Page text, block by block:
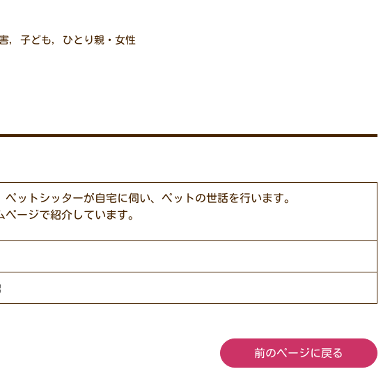
, 子ども, ひとり親・女性
ットシッターが自宅に伺い、ペットの世話を行います。
ージで紹介しています。
前のページに戻る